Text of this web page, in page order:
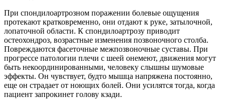
При спондилоартрозном поражении болевые ощущения
протекают кратковременно, они отдают к руке, затылочной,
лопаточной области. К спондилоартрозу приводит
остеохондроз, возрастные изменения позвоночного столба.
Повреждаются фасеточные межпозвоночные суставы. При
прогрессе патологии плечи с шеей онемеют, движения могут
быть некоординированными, человеку слышны шумовые
эффекты. Он чувствует, будто мышца напряжена постоянно,
еще он страдает от ноющих болей. Они усилятся тогда, когда
пациент запрокинет голову кзади.